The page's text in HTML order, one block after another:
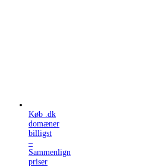
Køb .dk
domæner
billigst
–
Sammenlign
priser